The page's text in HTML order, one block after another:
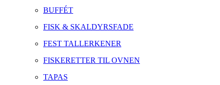
BUFFÉT
FISK & SKALDYRSFADE
FEST TALLERKENER
FISKERETTER TIL OVNEN
TAPAS